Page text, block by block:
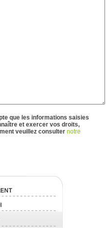
que les informations saisies
et exercer vos droits,
veuillez consulter notre